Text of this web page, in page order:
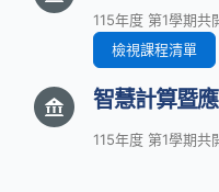
115年度 第1學期共
檢視課程清單
智慧計算暨
115年度 第1學期共